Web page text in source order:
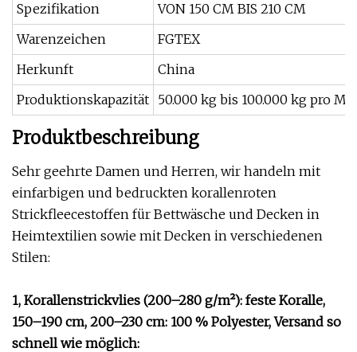
Spezifikation
VON 150 CM BIS 210 CM
Warenzeichen
FGTEX
Herkunft
China
Produktionskapazität 50.000 kg bis 100.000 kg pro
Produktbeschreibung
Sehr geehrte Damen und Herren, wir handeln mit
einfarbigen und bedruckten korallenroten
Strickfleecestoffen für Bettwäsche und Decken in
Heimtextilien sowie mit Decken in verschiedenen
Stilen:
1, Korallenstrickvlies (200–280 g/m²): feste Koralle,
150–190 cm, 200–230 cm: 100 % Polyester, Versand so
schnell wie möglich: